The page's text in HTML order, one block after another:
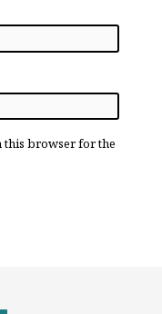
this browser for the